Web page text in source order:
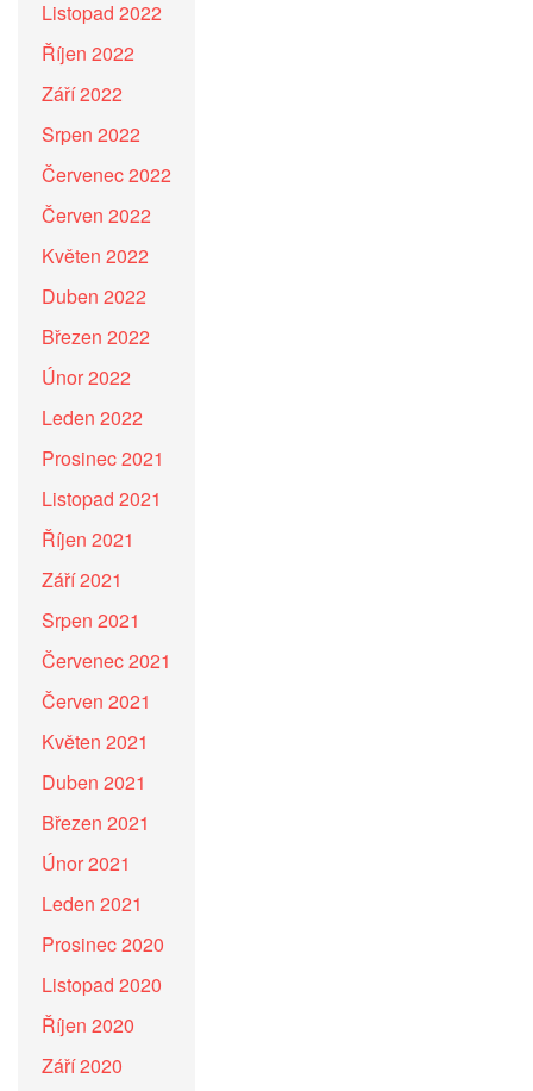
Listopad 2022
Říjen 2022
Září 2022
Srpen 2022
Červenec 2022
Červen 2022
Květen 2022
Duben 2022
Březen 2022
Únor 2022
Leden 2022
Prosinec 2021
Listopad 2021
Říjen 2021
Září 2021
Srpen 2021
Červenec 2021
Červen 2021
Květen 2021
Duben 2021
Březen 2021
Únor 2021
Leden 2021
Prosinec 2020
Listopad 2020
Říjen 2020
Září 2020